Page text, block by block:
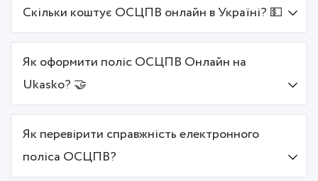
Скільки коштує ОСЦПВ онлайн в Україні? 💵
Як оформити поліс ОСЦПВ Онлайн на
Ukasko? 🤝
Як перевірити справжність електронного
поліса ОСЦПВ?